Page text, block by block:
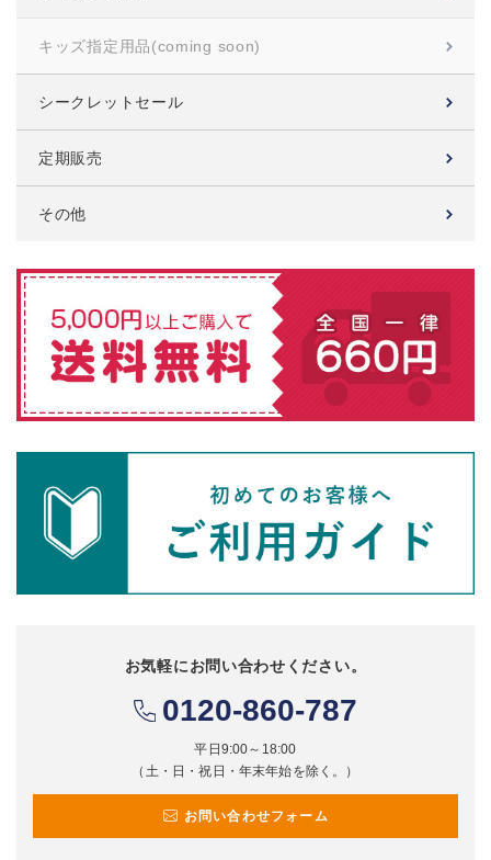
キッズ指定用品(coming soon)
シークレットセール
定期販売
その他
お気軽にお問い合わせください。
0120-860-787
平日9:00～18:00
（土・日・祝日・年末年始を除く。）
お問い合わせフォーム